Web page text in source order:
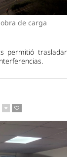
de carga
permitió trasladar